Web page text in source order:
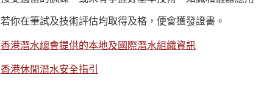
若你在筆試及技術評估均取得及格，便會獲發證書。
香港潛水總會提供的本地及國際潛水組織資訊
香港休閒潛水安全指引